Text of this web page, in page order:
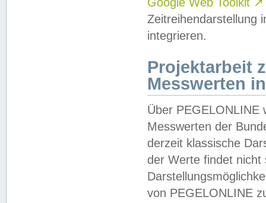
Zeitreihendarstellung
integrieren.
Projektarbeit
Messwerten
Über PEGELONLINE
Messwerten der
derzeit klassische
der Werte findet
von PEGELONLINE